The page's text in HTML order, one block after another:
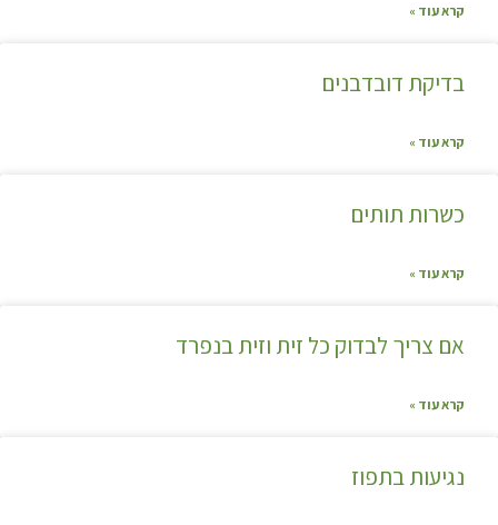
קרא עוד »
בדיקת דובדבנים
קרא עוד »
כשרות תותים
קרא עוד »
אם צריך לבדוק כל זית וזית בנפרד
קרא עוד »
נגיעות בתפוז